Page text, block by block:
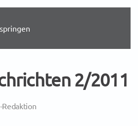
2/2011
Redaktion